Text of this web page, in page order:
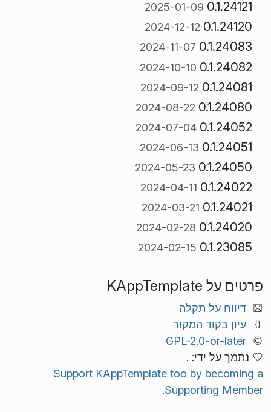
0.1.24121
2025-01-09
0.1.24120
2024-12-12
0.1.24083
2024-11-07
0.1.24082
2024-10-10
0.1.24081
2024-09-12
0.1.24080
2024-08-22
0.1.24052
2024-07-04
0.1.24051
2024-06-13
0.1.24050
2024-05-23
0.1.24022
2024-04-11
0.1.24021
2024-03-21
0.1.24020
2024-02-28
0.1.23085
2024-02-15
פרטים על KAppTemplate
דיווח על תקלה
עיון בקוד המקור
GPL-2.0-or-later
נתמך על ידי: .
Support KAppTemplate too by becoming a
Supporting Member.